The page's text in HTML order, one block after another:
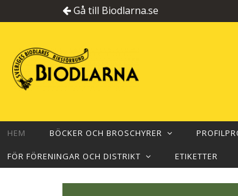
Gå till Biodlarna.se
HEM BÖCKER OCH BROSCHYRER
FÖR FÖRENINGAR OCH DISTRIKT ETIKETTER